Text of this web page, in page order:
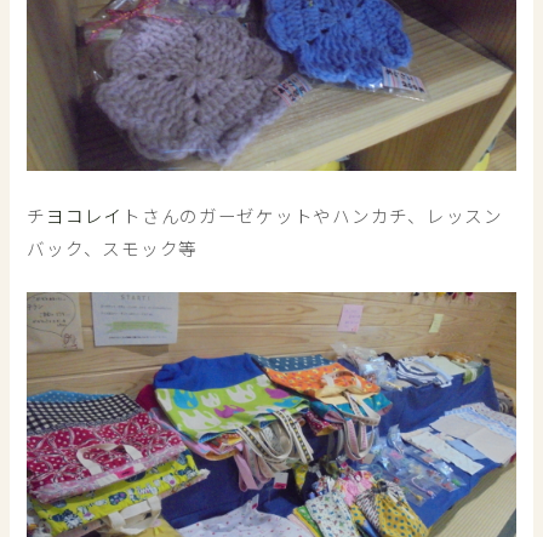
チヨコレイ トさんのガーゼケットやハンカチ、レッスン
バック、スモック等